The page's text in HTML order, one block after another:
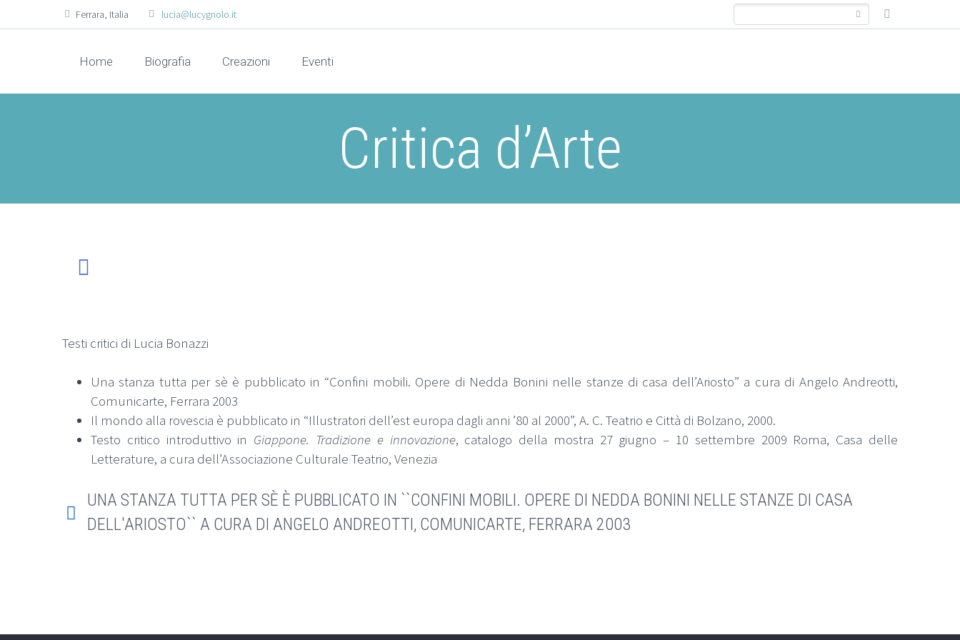
Ferrara, Italia lucia@lucygnolo.it
Home Biografia Creazioni Eventi
Critica d’Arte
Testi critici di Lucia Bonazzi
Una stanza tutta per sè è pubblicato in “Confini mobili. Opere di Nedda Bonini nelle stanze di casa dell’Ariosto” a cura di Angelo Andreotti,
Comunicarte, Ferrara 2003
Il mondo alla rovescia è pubblicato in “Illustratori dell’est europa dagli anni ’80 al 2000”, A. C. Teatrio e Città di Bolzano, 2000.
Testo critico introduttivo in Giappone. Tradizione e innovazione, catalogo della mostra 27 giugno – 10 settembre 2009 Roma, Casa delle
Letterature, a cura dell’Associazione Culturale Teatrio, Venezia


UNA STANZA TUTTA PER SÈ È PUBBLICATO IN ``CONFINI MOBILI. OPERE DI NEDDA BONINI NELLE STANZE DI CASA
DELL'ARIOSTO`` A CURA DI ANGELO ANDREOTTI, COMUNICARTE, FERRARA 2003